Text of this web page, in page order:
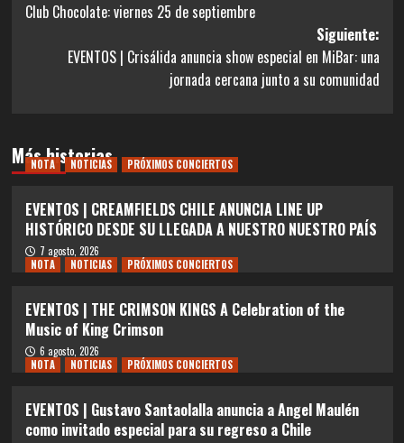
entradas
Club Chocolate: viernes 25 de septiembre
Siguiente:
EVENTOS | Crisálida anuncia show especial en MiBar: una
jornada cercana junto a su comunidad
Más historias
NOTA NOTICIAS PRÓXIMOS CONCIERTOS
EVENTOS | CREAMFIELDS CHILE ANUNCIA LINE UP
HISTÓRICO DESDE SU LLEGADA A NUESTRO NUESTRO PAÍS
7 agosto, 2026
NOTA
NOTICIAS PRÓXIMOS CONCIERTOS
EVENTOS | THE CRIMSON KINGS A Celebration of the
Music of King Crimson
6 agosto, 2026
NOTA
NOTICIAS PRÓXIMOS CONCIERTOS
EVENTOS | Gustavo Santaolalla anuncia a Angel Maulén
como invitado especial para su regreso a Chile